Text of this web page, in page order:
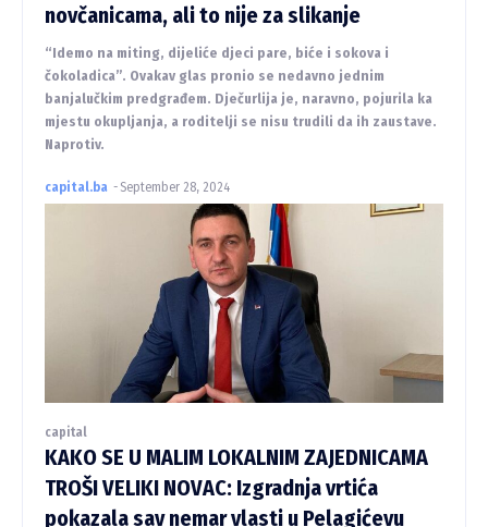
novčanicama, ali to nije za slikanje
“Idemo na miting, dijeliće djeci pare, biće i sokova i
čokoladica”. Ovakav glas pronio se nedavno jednim
banjalučkim predgrađem. Dječurlija je, naravno, pojurila ka
mjestu okupljanja, a roditelji se nisu trudili da ih zaustave.
Naprotiv.
capital.ba - September 28, 2024
capital
KAKO SE U MALIM LOKALNIM ZAJEDNICAMA
TROŠI VELIKI NOVAC: Izgradnja vrtića
pokazala sav nemar vlasti u Pelagićevu